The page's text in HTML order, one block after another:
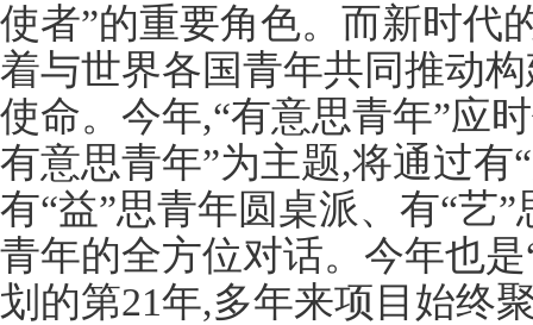
使者”的重要角色。而新时代
着与世界各国青年共同推动
使命。今年,“有意思青年”应
有意思青年”为主题,将通过有
有“益”思青年圆桌派、有“艺
青年的全方位对话。今年也
划的第21年,多年来项目始终